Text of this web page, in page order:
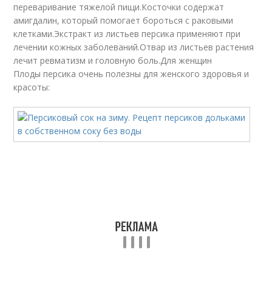
переваривание тяжелой пищи.Косточки содержат
амигдалин, который помогает бороться с раковыми
клетками.Экстракт из листьев персика применяют при
лечении кожных заболеваний.Отвар из листьев растения
лечит ревматизм и головную боль.Для женщин
Плоды персика очень полезны для женского здоровья и
красоты: